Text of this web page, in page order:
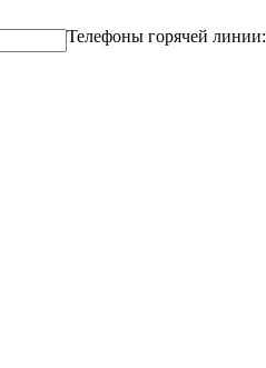
Телефоны горячей линии: